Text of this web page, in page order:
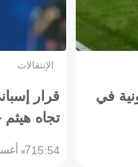
في
الإنتقالات
قرار
تجاه
15:547 أغسطس 2026